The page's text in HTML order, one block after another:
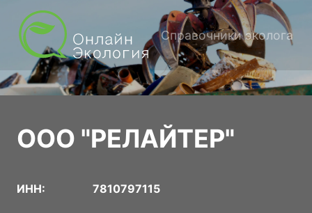
Справочники эколога
ООО "РЕЛАЙТЕР"
ИНН: 7810797115